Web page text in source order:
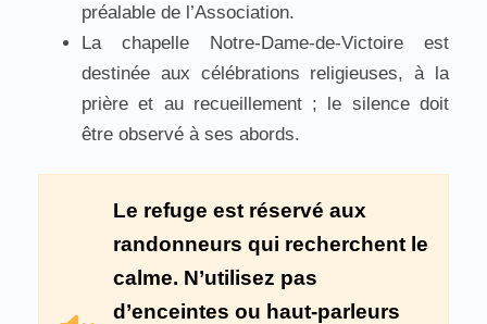
préalable de l’Association.
La chapelle Notre-Dame-de-Victoire est
destinée aux célébrations religieuses, à la
prière et au recueillement ; le silence doit
être observé à ses abords.
Le refuge est réservé aux
randonneurs qui recherchent le
calme. N’utilisez pas
d’enceintes ou haut-parleurs